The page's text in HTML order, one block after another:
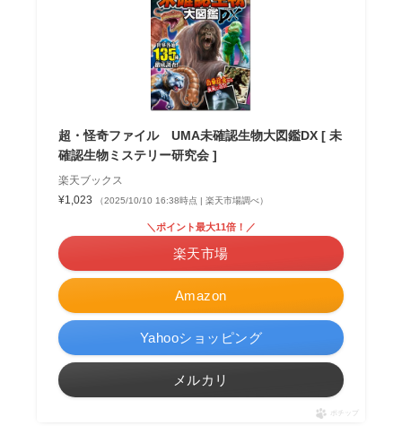
超・怪奇ファイル UMA未確認生物大図鑑DX [ 未
確認生物ミステリー研究会 ]
楽天ブックス
¥1,023
（2025/10/10 16:38時点 | 楽天市場調べ）
Amazon
＼ポイント最大11倍！／
楽天市場
Yahooショッピング
メルカリ
ポチップ